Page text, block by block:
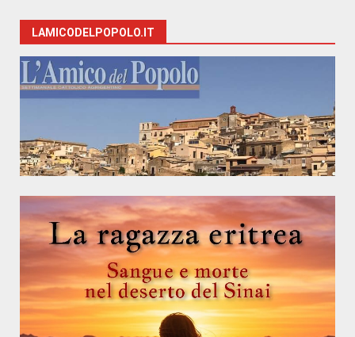
LAMICODELPOPOLO.IT